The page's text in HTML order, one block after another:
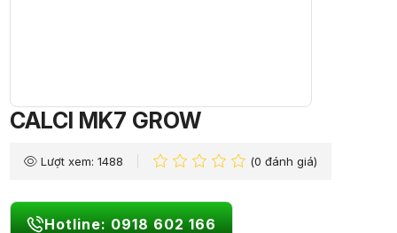
CALCI MK7 GROW
Lượt xem: 1488 (0 đánh giá)
Hotline: 0918 602 166